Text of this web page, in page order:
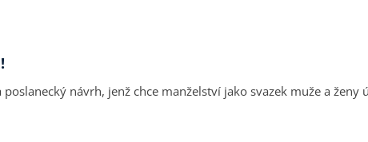
poslanecký návrh, jenž chce manželství jako svazek muže a ženy